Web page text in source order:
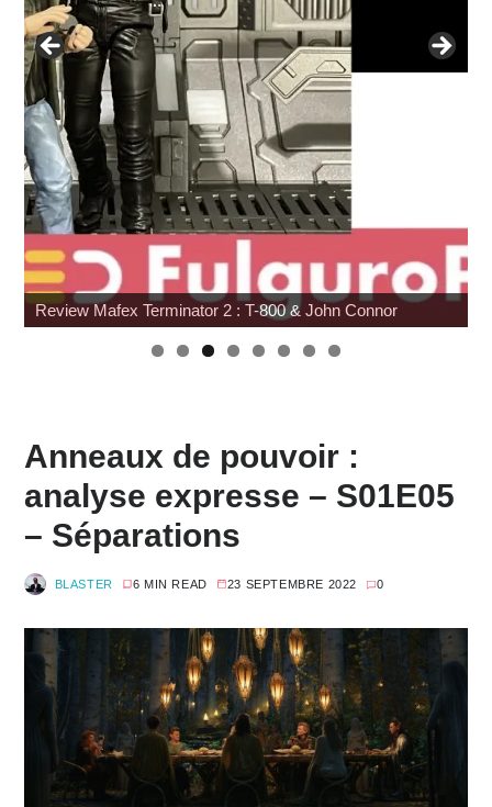
Review Mafex Terminator 2 : T-800 & John Connor
Anneaux de pouvoir :
analyse expresse – S01E05
– Séparations
BLASTER 6 MIN READ 23 SEPTEMBRE 2022 0